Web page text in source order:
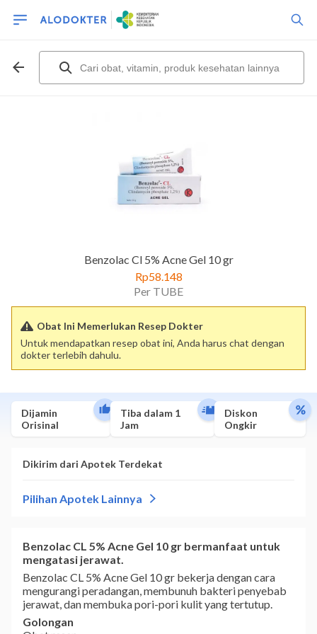
Benzolac Cl 5% Acne Gel 10 gr
Rp58.148
Per TUBE
Obat Ini Memerlukan Resep Dokter
Untuk mendapatkan resep obat ini, Anda harus chat dengan
dokter terlebih dahulu.
Dijamin
Orisinal
Tiba dalam 1
Jam
Diskon
Ongkir
Benzolac CL 5% Acne Gel 10 gr bermanfaat untuk
mengatasi jerawat.
Benzolac CL 5% Acne Gel 10 gr bekerja dengan cara
mengurangi peradangan, membunuh bakteri penyebab
jerawat, dan membuka pori-pori kulit yang tertutup.
Golongan